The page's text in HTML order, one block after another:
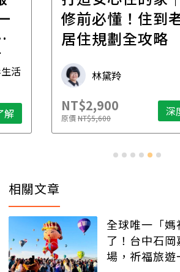
解
產傳承更有效率
財稅專家 朱家棟
NT$2,500
原價NT$4,888 深
相關文章
全球唯一「
了！台中石
場，祈福旅遊